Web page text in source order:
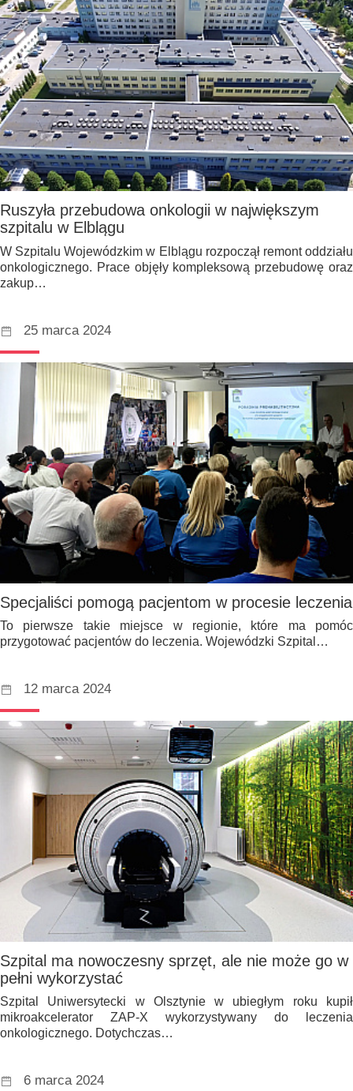
Ruszyła przebudowa onkologii w największym
szpitalu w Elblągu
W Szpitalu Wojewódzkim w Elblągu rozpoczął remont oddziału
onkologicznego. Prace objęły kompleksową przebudowę oraz
zakup…
25 marca 2024
Specjaliści pomogą pacjentom w procesie leczenia
To pierwsze takie miejsce w regionie, które ma pomóc
przygotować pacjentów do leczenia. Wojewódzki Szpital…
12 marca 2024
Szpital ma nowoczesny sprzęt, ale nie może go w
pełni wykorzystać
Szpital Uniwersytecki w Olsztynie w ubiegłym roku kupił
mikroakcelerator ZAP-X wykorzystywany do leczenia
onkologicznego. Dotychczas…
6 marca 2024